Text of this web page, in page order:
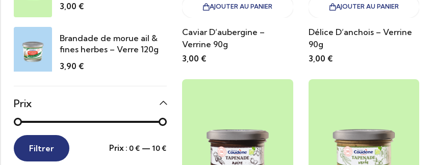
AJOUTER AU PANIER
Caviar D’aubergine –
Verrine 90g
3,00 €
AJOUTER AU PANIER
Délice D’anchois – Verrine
90g
3,00 €
3,00 €
Brandade de morue ail &
fines herbes – Verre 120g
3,90 €
Prix
Filtrer Prix : 0 € — 10 €